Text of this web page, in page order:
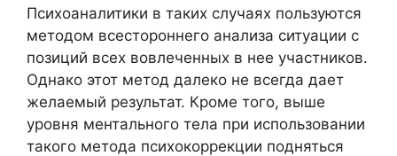
Психоаналитики в таких случаях пользуются
методом всестороннего анализа ситуации с
позиций всех вовлеченных в нее участников.
Однако этот метод далеко не всегда дает
желаемый результат. Кроме того, выше
уровня ментального тела при использовании
такого метода психокоррекции подняться